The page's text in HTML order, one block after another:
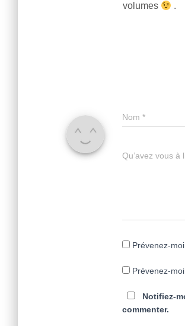
volumes
.
Nom *
Qu’avez vous à
Prévenez-
Prévenez-
Notifiez-
commenter.